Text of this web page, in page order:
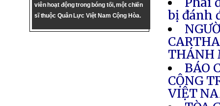
viên hoạt động trong bóng tối, một chiến
sĩ thuộc Quân Lực Việt Nam Cộng Hòa.
bị đánh
THÁNH
BÁO
CỘNG
VIỆT